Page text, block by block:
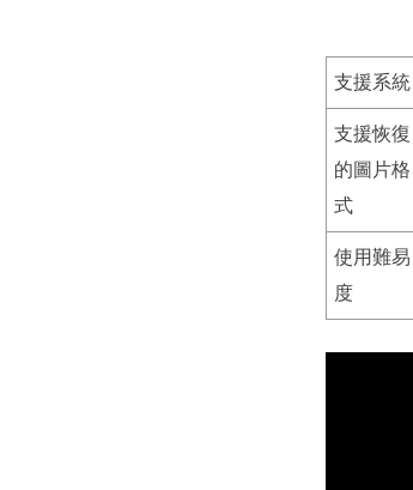
支援系統
支援恢復
的圖片格
式
使用難易
度